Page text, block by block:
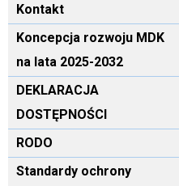
Kontakt
Koncepcja rozwoju MDK
na lata 2025-2032
DEKLARACJA
DOSTĘPNOŚCI
RODO
Standardy ochrony